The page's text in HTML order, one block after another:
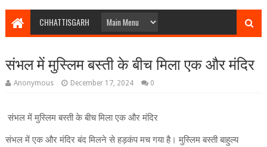
CHHATTISGARH
संभल में मुस्लिम बस्ती के बीच मिला एक और मंदिर
Anonymous December 17, 2024 0
संभल में मुस्लिम बस्ती के बीच मिला एक और मंदिर
संभल में एक और मंदिर बंद मिलने से हड़कंप मच गया है। मुस्लिम बस्ती बाहुल्य